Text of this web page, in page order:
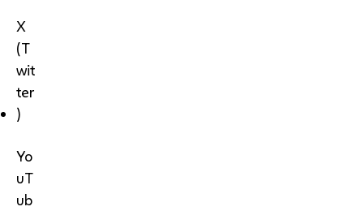
X
(T
wit
ter
)
Yo
uT
ub